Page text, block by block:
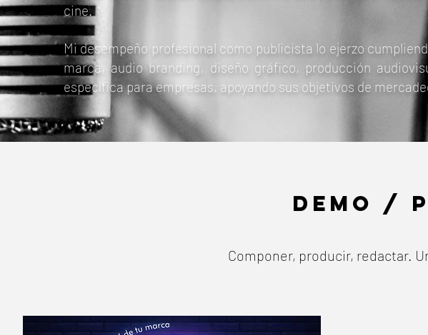
cine.
Mi desempeño profesional como publicista lo ejerzo
marca, audio branding, diseño gráfico, producción
específica para empresas, apoyando sus objetivos de
DEMO /
Componer, producir, redactar.